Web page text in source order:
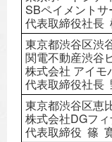
SBペイメント
代表取締役社長
東京都渋谷区渋
関電不動産渋谷
株式会社 アイモ
代表取締役社長
東京都渋谷区恵
株式会社DGフ
代表取締役 篠